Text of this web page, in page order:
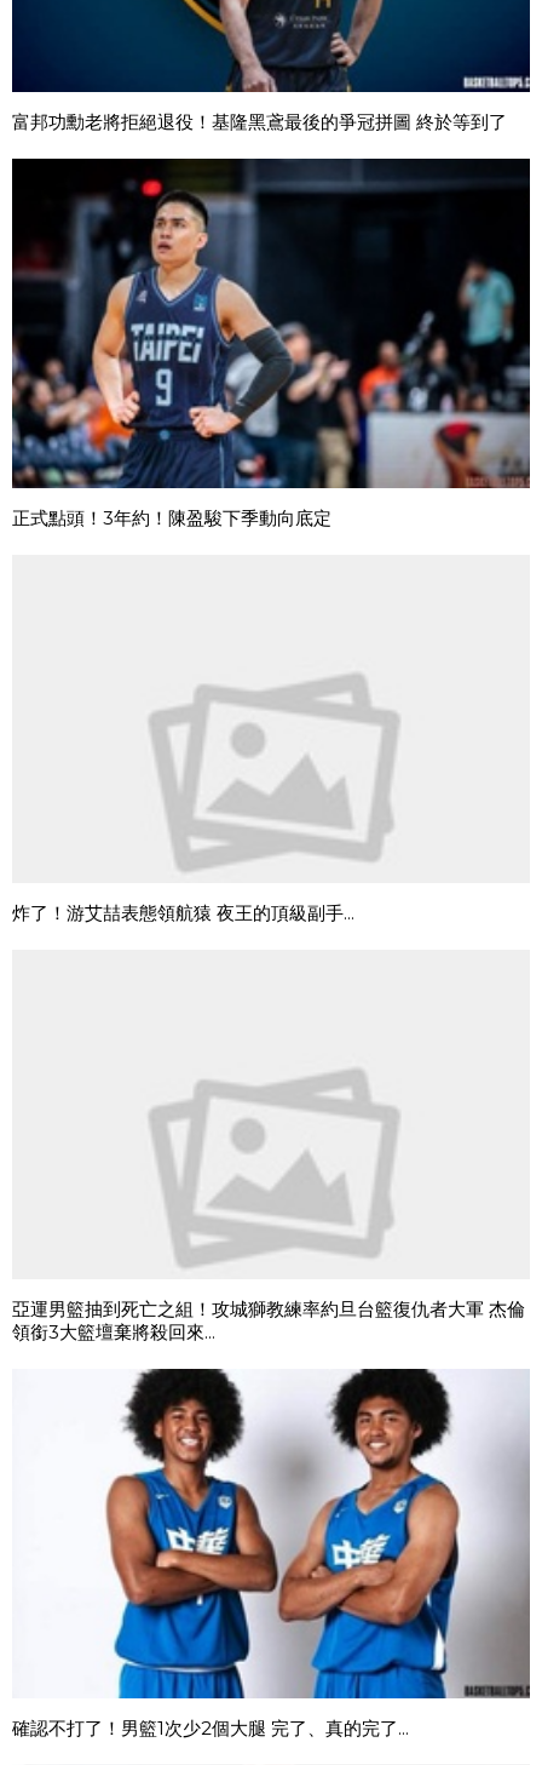
富邦功勳老將拒絕退役！基隆黑鳶最後的爭冠拼圖 終於等到了
正式點頭！3年約！陳盈駿下季動向底定
炸了！游艾喆表態領航猿 夜王的頂級副手...
亞運男籃抽到死亡之組！攻城獅教練率約旦台籃復仇者大軍 杰倫
領銜3大籃壇棄將殺回來...
確認不打了！男籃1次少2個大腿 完了、真的完了...